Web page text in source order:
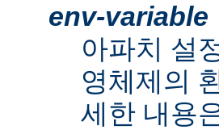
env-variable
아파치 설
영체제의
세한 내용